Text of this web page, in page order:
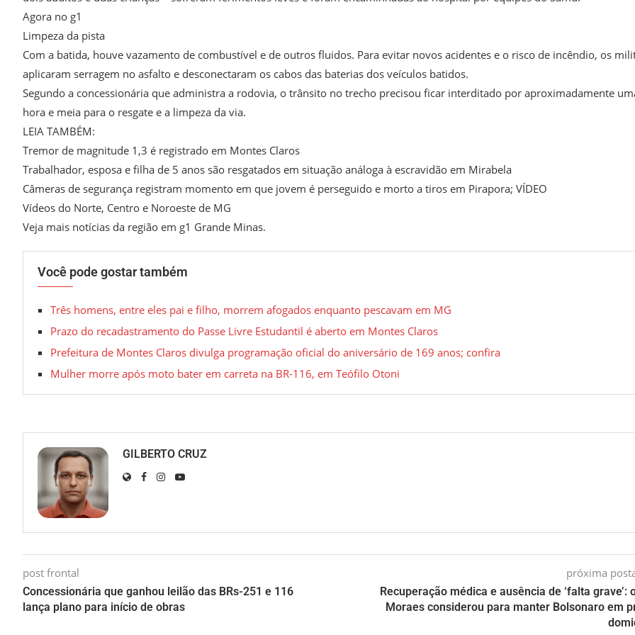
Agora no g1
Limpeza da pista
Com a batida, houve vazamento de combustível e de outros fluidos. Para evitar novos acidentes e o risco de incêndio, os
aplicaram serragem no asfalto e desconectaram os cabos das baterias dos veículos batidos.
Segundo a concessionária que administra a rodovia, o trânsito no trecho precisou ficar interditado por aproximadamente
hora e meia para o resgate e a limpeza da via.
LEIA TAMBÉM:
Tremor de magnitude 1,3 é registrado em Montes Claros
Trabalhador, esposa e filha de 5 anos são resgatados em situação análoga à escravidão em Mirabela
Câmeras de segurança registram momento em que jovem é perseguido e morto a tiros em Pirapora; VÍDEO
Vídeos do Norte, Centro e Noroeste de MG
Veja mais notícias da região em g1 Grande Minas.
Você pode gostar também
Três homens, entre eles pai e filho, morrem afogados enquanto pescavam em MG
Prazo do recadastramento do Passe Livre Estudantil é aberto em Montes Claros
Prefeitura de Montes Claros divulga programação oficial do aniversário de 169 anos; confira
Mulher morre após moto bater em carreta na BR-116, em Teófilo Otoni
GILBERTO CRUZ
post frontal
Concessionária que ganhou leilão das BRs-251 e 116
lança plano para início de obras
próxima
Recuperação médica e ausência de ‘falta grave’:
Moraes considerou para manter Bolsonaro em